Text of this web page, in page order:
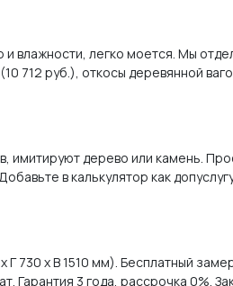
влажности, легко моется. Мы
712 руб.), откосы деревянной
имитируют дерево или камень.
в калькулятор как
730 х В 1510 мм). Бесплатный
Гарантия 3 года, рассрочка 0%.